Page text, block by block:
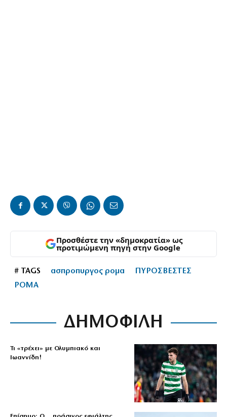
Προσθέστε την «δημοκρατία» ως
προτιμώμενη πηγή στην Google
# TAGS ασπροπυργος ρομα
ΠΥΡΟΣΒΕΣΤΕΣ
ΡΟΜΑ
ΔΗΜΟΦΙΛΗ
Τι «τρέχει» με Ολυμπιακό και
Ιωαννίδη!